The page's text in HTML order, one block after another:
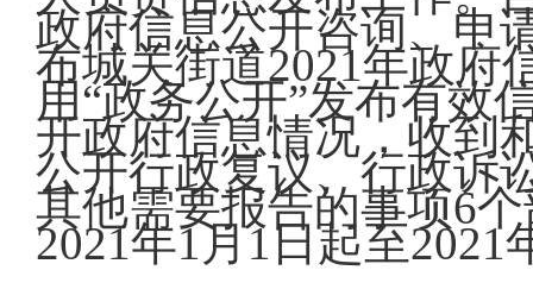
政府信息公开咨询、申
布城关街道2021年政府
用“政务公开”发布有效
开政府信息情况，收到
公开行政复议、行政诉
其他需要报告的事项6
2021年1月1日起至2021